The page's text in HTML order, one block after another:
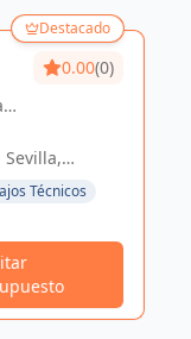
Destacado
0.00(0)
Sevilla,
Técnicos